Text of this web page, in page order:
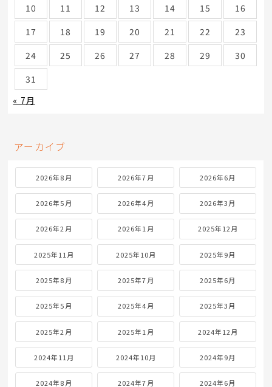
10
11 12 13 14 15
16
17
18 19 20 21 22
23
24
25 26 27 28 29
30
31
« 7月
アーカイブ
2026年8月 2026年7月 2026年6月
2026年5月 2026年4月 2026年3月
2026年2月 2026年1月 2025年12月
2025年11月 2025年10月 2025年9月
2025年8月 2025年7月 2025年6月
2025年5月 2025年4月 2025年3月
2025年2月 2025年1月 2024年12月
2024年11月 2024年10月 2024年9月
2024年8月 2024年7月 2024年6月